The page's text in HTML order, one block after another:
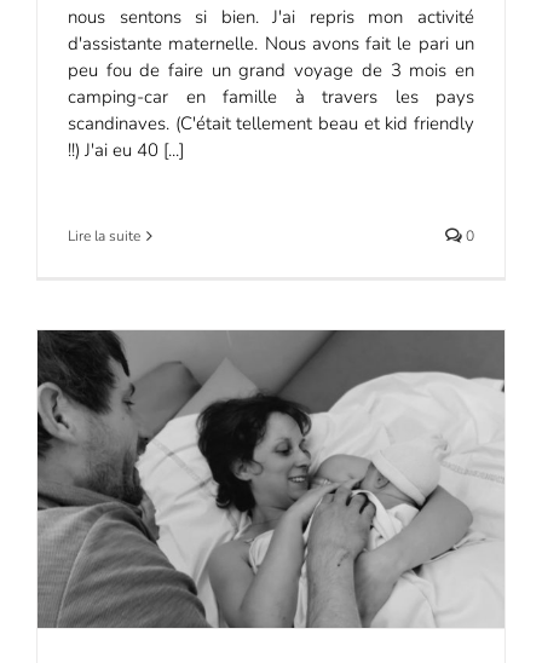
nous sentons si bien. J'ai repris mon activité
d'assistante maternelle. Nous avons fait le pari un
peu fou de faire un grand voyage de 3 mois en
camping-car en famille à travers les pays
scandinaves. (C'était tellement beau et kid friendly
!!) J'ai eu 40 [...]
Lire la suite 0